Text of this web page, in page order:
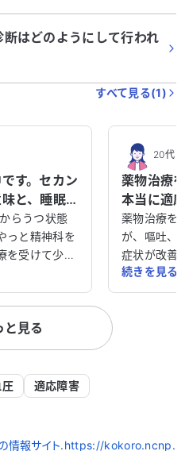
はどのようにして行われ
すべて見る(1)
す。セカン
と、睡眠
えてくだ
らうつ状態
っと精神科を
を受けて少し
せず悩んで
す。 睡眠薬な
いますが、一
です。その
して、合計で
。しかし、
い、熟睡感を
あった日など
睡眠薬を飲
した。 2週間
20代・
薬物治療
本当に適
要因の見
薬物治療を
が、嘔吐、
症状が改善
伝え、先週
見ています
続きを見る
と見る
適応障害
の情報サイト.https://kokoro.ncnp.